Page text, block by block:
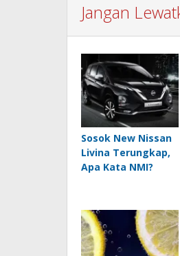
Jangan
Sosok New Nissan
Livina Terungkap,
Apa Kata NMI?